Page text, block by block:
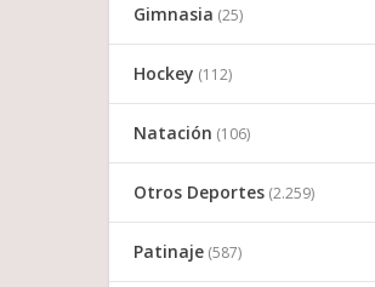
Gimnasia (25)
Hockey (112)
Natación (106)
Otros Deportes (2.259)
Patinaje (587)